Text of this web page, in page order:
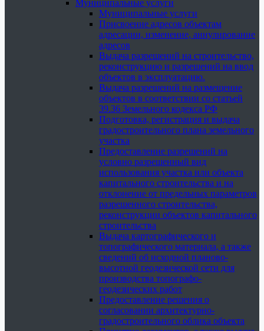
Муниципальные услуги
Муниципальные услуги
Присвоение адресов объектам
адресации, изменение, аннулирование
адресов
Выдача разрешений на строительство,
реконструкцию и разрешений на ввод
объектов в эксплуатацию.
Выдача разрешений на размещение
объектов в соответствии со статьей
39.36 Земельного кодекса РФ
Подготовка, регистрация и выдача
градостроительного плана земельного
участка
Предоставление разрешений на
условно разрешенный вид
использования участка или объекта
капитального строительства и на
отклонение от предельных параметров
разрешенного строительства,
реконструкции объектов капитального
строительства
Выдача картографического и
топографического материала, а также
сведений об исходной планово-
высотной геодезической сети для
производства топографо-
геодезических работ
Предоставление решения о
согласовании архитектурно-
градостроительного облика объекта